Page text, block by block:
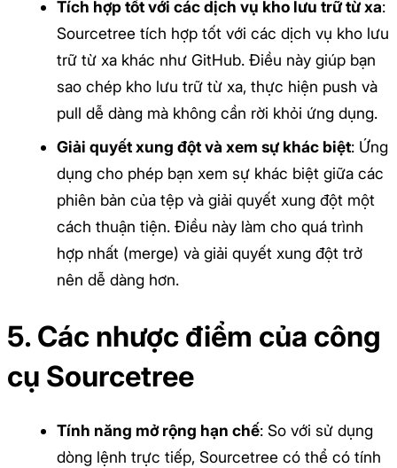
Tích hợp tốt với các dịch vụ kho lưu trữ từ xa:
Sourcetree tích hợp tốt với các dịch vụ kho lưu
trữ từ xa khác như GitHub. Điều này giúp bạn
sao chép kho lưu trữ từ xa, thực hiện push và
pull dễ dàng mà không cần rời khỏi ứng dụng.
Giải quyết xung đột và xem sự khác biệt: Ứng
dụng cho phép bạn xem sự khác biệt giữa các
phiên bản của tệp và giải quyết xung đột một
cách thuận tiện. Điều này làm cho quá trình
hợp nhất (merge) và giải quyết xung đột trở
nên dễ dàng hơn.
5. Các nhược điểm của công
cụ Sourcetree
Tính năng mở rộng hạn chế: So với sử dụng
dòng lệnh trực tiếp, Sourcetree có thể có tính